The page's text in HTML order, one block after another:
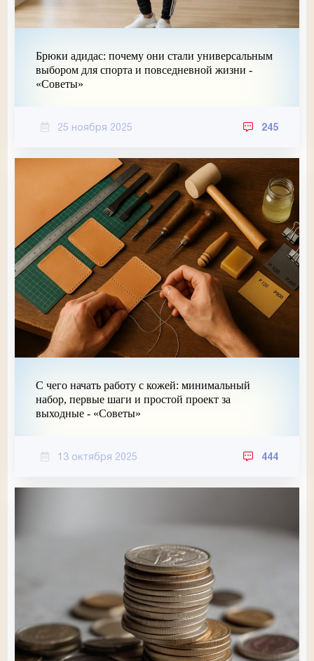
Брюки адидас: почему они стали универсальным
выбором для спорта и повседневной жизни -
«Советы»
25 ноября 2025 245
С чего начать работу с кожей: минимальный
набор, первые шаги и простой проект за
выходные - «Советы»
13 октября 2025 444